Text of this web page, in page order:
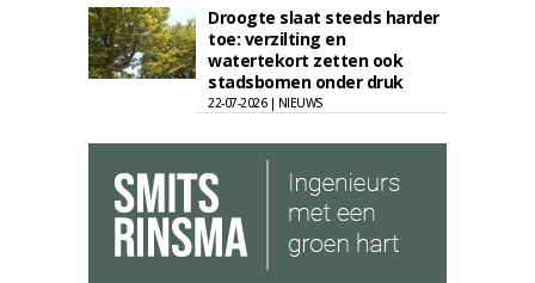
Droogte slaat steeds harder
toe: verzilting en
watertekort zetten ook
stadsbomen onder druk
22-07-2026 | NIEUWS